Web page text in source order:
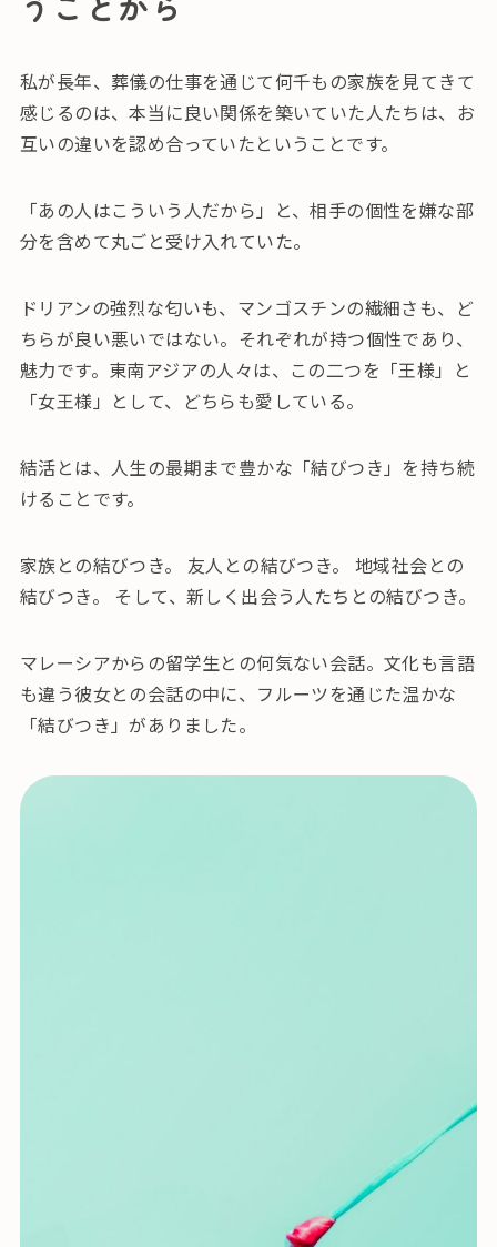
私が長年、葬儀の仕事を通じて何千もの家族を見てきて
感じるのは、本当に良い関係を築いていた人たちは、お
互いの違いを認め合っていたということです。
「あの人はこういう人だから」と、相手の個性を嫌な部
分を含めて丸ごと受け入れていた。
ドリアンの強烈な匂いも、マンゴスチンの繊細さも、ど
ちらが良い悪いではない。それぞれが持つ個性であり、
魅力です。東南アジアの人々は、この二つを「王様」と
「女王様」として、どちらも愛している。
結活とは、人生の最期まで豊かな「結びつき」を持ち続
けることです。
家族との結びつき。 友人との結びつき。 地域社会との
結びつき。 そして、新しく出会う人たちとの結びつき。
マレーシアからの留学生との何気ない会話。文化も言語
も違う彼女との会話の中に、フルーツを通じた温かな
「結びつき」がありました。